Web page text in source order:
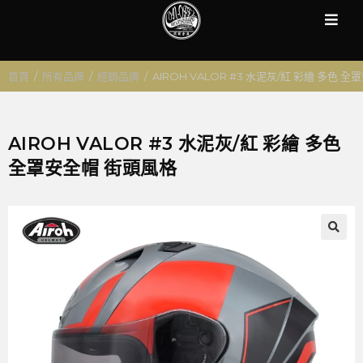
首頁 / 所有品牌 / 經銷品牌 / AIROH VALOR #3 水泥灰/紅 彩繪 多色 全
AIROH VALOR #3 水泥灰/紅 彩繪 多色
全罩安全帽 街頭風格